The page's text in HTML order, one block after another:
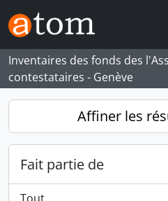
Skip to main content
Inventaires des fonds des
contestataires - Genève
Affiner les
Fait partie de